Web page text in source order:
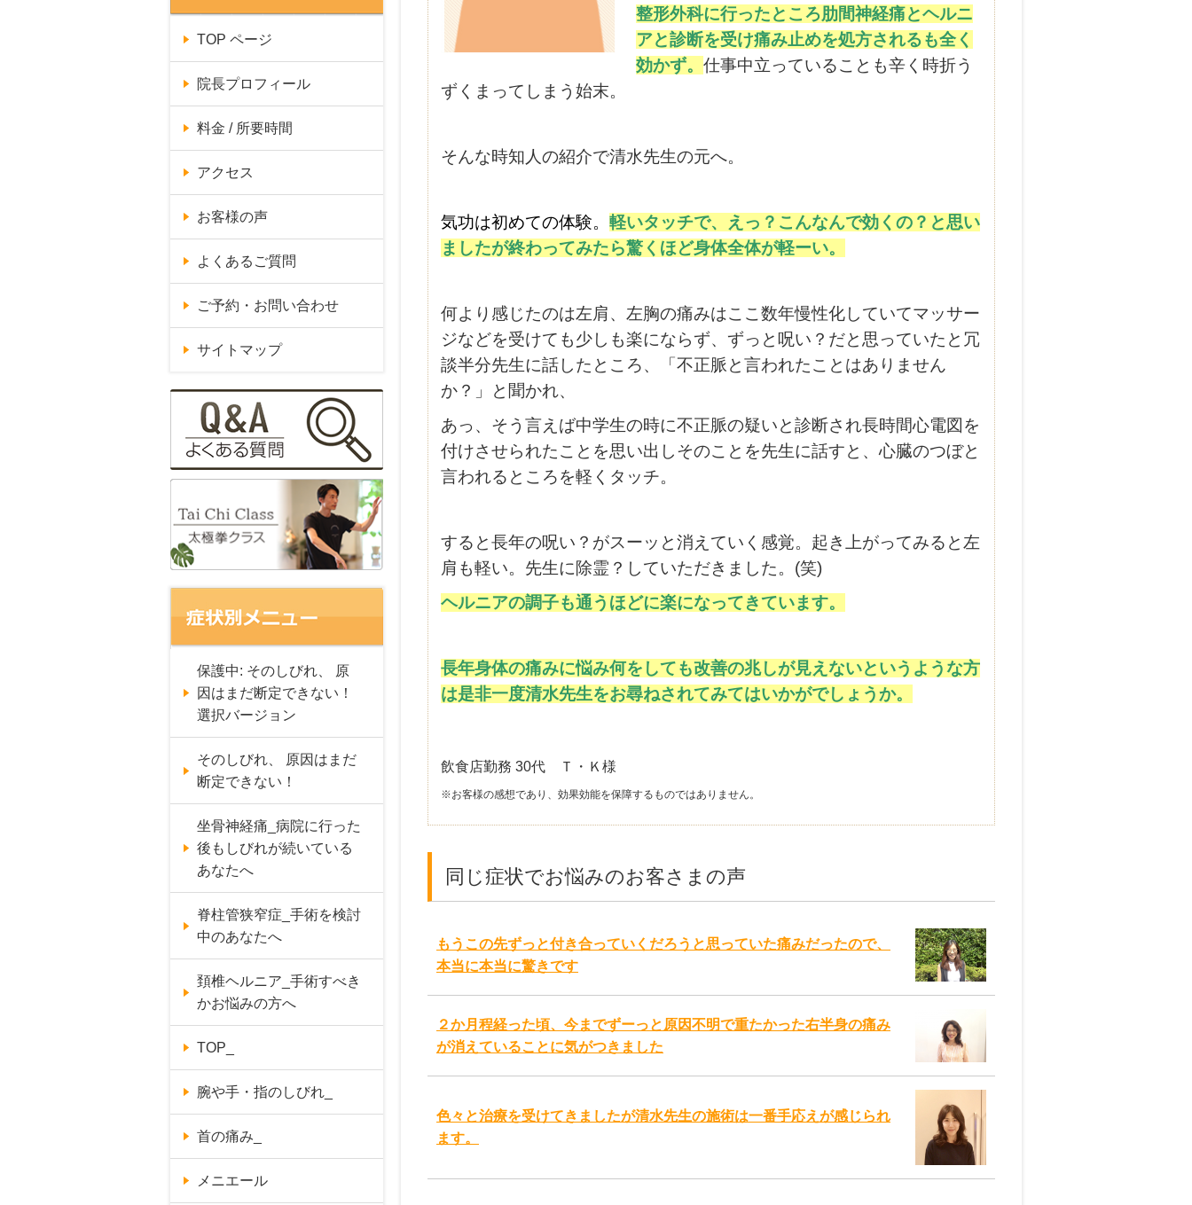
整形外科に行ったところ肋間神経痛とヘルニ
アと診断を受け痛み止めを処方されるも全く
効かず。 仕事中立っていることも辛く時折う
ずくまってしまう始末。
そんな時知人の紹介で清水先生の元へ。
気功は初めての体験。 軽いタッチで、えっ？こんなんで効くの？と思い
ましたが終わってみたら驚くほど身体全体が軽ーい。
何より感じたのは左肩、左胸の痛みはここ数年慢性化していてマッサー
ジなどを受けても少しも楽にならず、ずっと呪い？だと思っていたと冗
談半分先生に話したところ、「不正脈と言われたことはありません
か？」と聞かれ、
あっ、そう言えば中学生の時に不正脈の疑いと診断され長時間心電図を
付けさせられたことを思い出しそのことを先生に話すと、心臓のつぼと
言われるところを軽くタッチ。
すると長年の呪い？がスーッと消えていく感覚。起き上がってみると左
肩も軽い。 先生に除霊？していただきました。(笑)
ヘルニアの調子も通うほどに楽になってきています。
長年身体の痛みに悩み何をしても改善の兆しが見えないというような方
は是非一度清水先生をお尋ねされてみてはいかがでしょうか。
飲食店勤務 30代 Ｔ・Ｋ様
※お客様の感想であり、効果効能を保障するものではありません。
同じ症状でお悩みのお客さまの声
もうこの先ずっと付き合っていくだろうと思っていた痛みだったので、
本当に本当に驚きです
２か月程経った頃、今までずーっと原因不明で重たかった右半身の痛み
が消えていることに気がつきました
色々と治療を受けてきましたが清水先生の施術は一番手応えが感じられ
ます。
TOP ページ
院長プロフィール
料金 / 所要時間
アクセス
お客様の声
よくあるご質問
ご予約・お問い合わせ
サイトマップ
保護中: そのしびれ、 原
因はまだ断定できない！
選択バージョン
そのしびれ、 原因はまだ
断定できない！
坐骨神経痛_病院に行った
後もしびれが続いている
あなたへ
脊柱管狭窄症_手術を検討
中のあなたへ
頚椎ヘルニア_手術すべき
かお悩みの方へ
TOP_
腕や手・指のしびれ_
首の痛み_
メニエール